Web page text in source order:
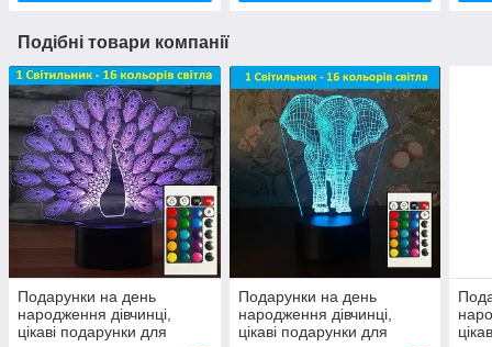
Подібні товари компанії
Подарунки на день
народження дівчинці,
цікаві подарунки для
Подарунки на день
народження дівчинці,
цікаві подарунки для